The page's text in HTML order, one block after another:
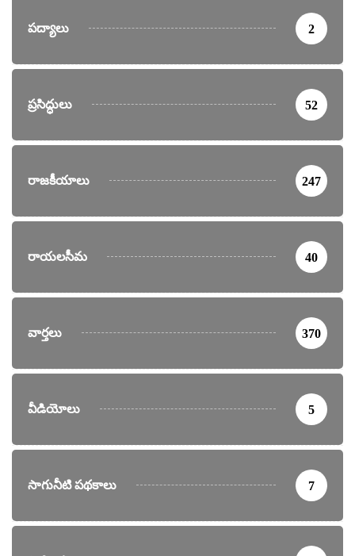
పద్యాలు 2
ప్రసిద్ధులు 52
రాజకీయాలు 247
రాయలసీమ 40
వార్తలు 370
వీడియోలు 5
సాగునీటి పథకాలు 7